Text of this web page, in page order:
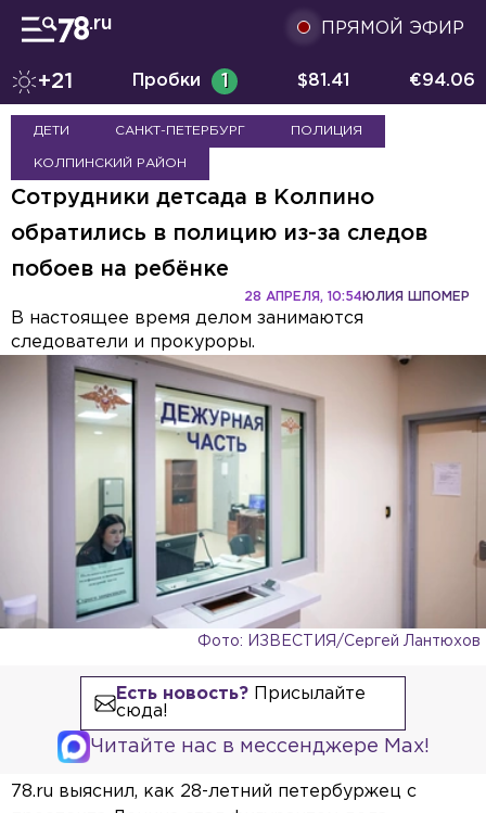
ПРЯМОЙ ЭФИР
+21 Пробки 1 $81.41 €94.06
ДЕТИ САНКТ-ПЕТЕРБУРГ ПОЛИЦИЯ
КОЛПИНСКИЙ РАЙОН
Сотрудники детсада в Колпино
обратились в полицию из-за следов
побоев на ребёнке
ЮЛИЯ ШПОМЕР
28 АПРЕЛЯ, 10:54
В настоящее время делом занимаются
следователи и прокуроры.
Фото: ИЗВЕСТИЯ/Сергей Лантюхов
Есть новость?Присылайте
сюда!
Читайте нас в мессенджере Max!
78.ru выяснил, как 28-летний петербуржец с